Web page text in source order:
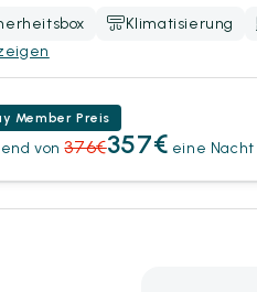
Klimatisierung
Member Preis
von 376€357€ eine Nacht